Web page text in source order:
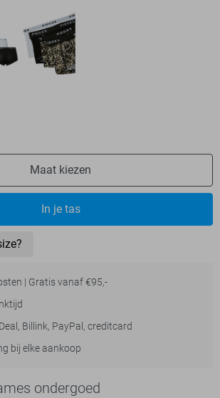
Maat kiezen
In je tas
| Gratis vanaf €95,-
Billink, PayPal, creditcard
bij elke aankoop
ondergoed